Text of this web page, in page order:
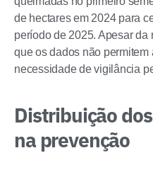
de hectares em 2024 para
período de 2025. Apesar da
que os dados não permitem
necessidade de vigilância
Distribuição
na prevenção